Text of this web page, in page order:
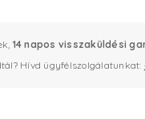
14 napos visszaküldési
Hívd ügyfélszolgálatunkat: